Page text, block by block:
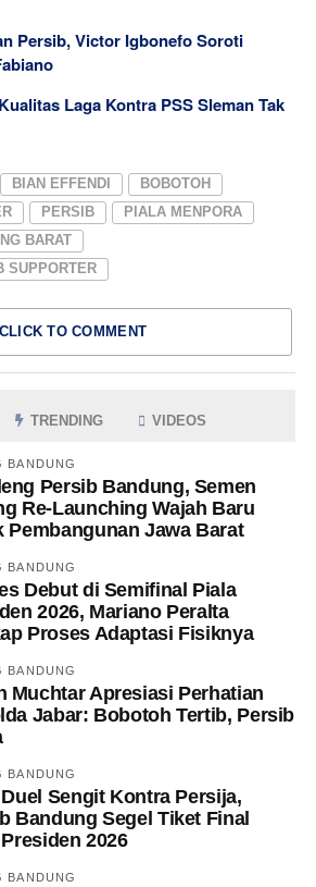
Persib, Victor Igbonefo Soroti
Laga Kontra PSS Sleman Tak
BIAN EFFENDI
BOBOTOH
PERSIB
PIALA MENPORA
BARAT
SUPPORTER
CLICK TO COMMENT
TRENDING VIDEOS
BANDUNG
Persib Bandung, Semen
Re-Launching Wajah Baru
Pembangunan Jawa Barat
BANDUNG
Debut di Semifinal Piala
2026, Mariano Peralta
Proses Adaptasi Fisiknya
BANDUNG
Muchtar Apresiasi Perhatian
Jabar: Bobotoh Tertib, Persib
BANDUNG
Sengit Kontra Persija,
Bandung Segel Tiket Final
2026
BANDUNG